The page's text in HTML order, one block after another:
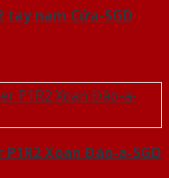
tay nam Cửa-SGD
P1R2 Xoan Đào-a-SGD